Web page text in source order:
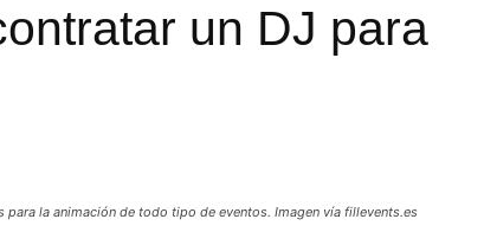
un DJ para
la animación de todo tipo de eventos. Imagen vía fillevents.es